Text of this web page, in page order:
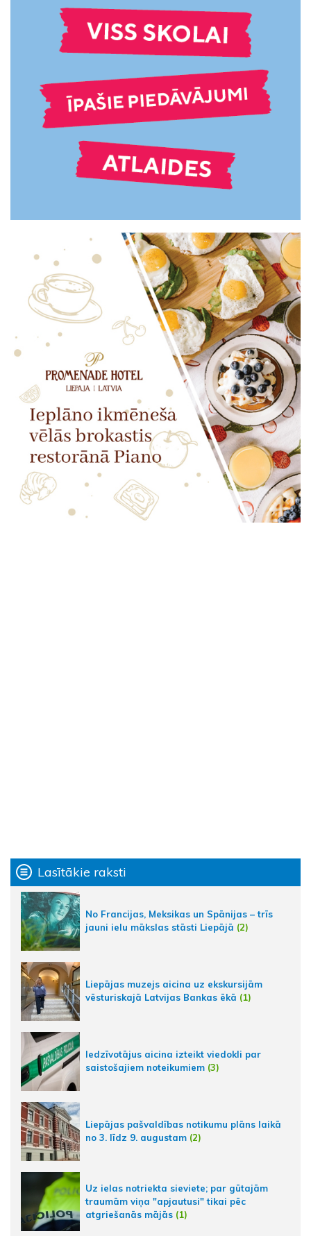
Lasītākie raksti
No Francijas, Meksikas un Spānijas – trīs
jauni ielu mākslas stāsti Liepājā (2)
Liepājas muzejs aicina uz ekskursijām
vēsturiskajā Latvijas Bankas ēkā (1)
Iedzīvotājus aicina izteikt viedokli par
saistošajiem noteikumiem (3)
Liepājas pašvaldības notikumu plāns laikā
no 3. līdz 9. augustam (2)
Uz ielas notriekta sieviete; par gūtajām
traumām viņa "apjautusi" tikai pēc
atgriešanās mājās (1)